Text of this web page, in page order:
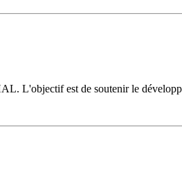
L'objectif est de soutenir le